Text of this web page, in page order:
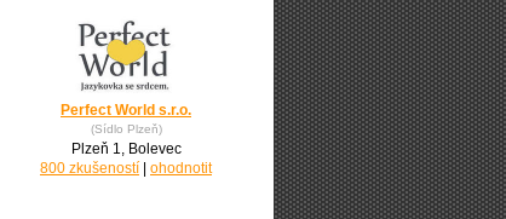
Perfect World s.r.o.
(Sídlo Plzeň)
Plzeň 1, Bolevec
800 zkušeností
ohodnotit